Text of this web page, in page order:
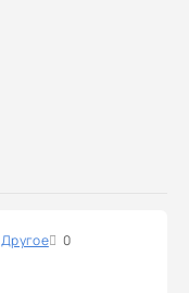
Другое 0